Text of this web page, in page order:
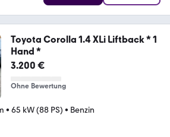
Toyota Corolla 1.4 XLi Liftback * 1
Hand *
3.200 €
Ohne Bewertung
• 65 kW (88 PS) • Benzin